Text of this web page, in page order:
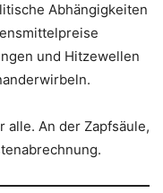
Abhängigkeiten
und Hitzewellen
An der Zapfsäule,